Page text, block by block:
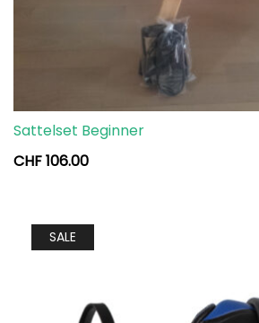
Sattelset Beginner
CHF106.00
SALE